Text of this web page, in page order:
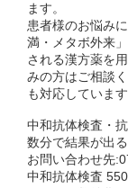
ます。
患者様のお悩み
満・メタボ外来
される漢方薬を
みの方はご相談
も対応しています
中和抗体検査・
数分で結果が出
お問い合わせ先
中和抗体検査